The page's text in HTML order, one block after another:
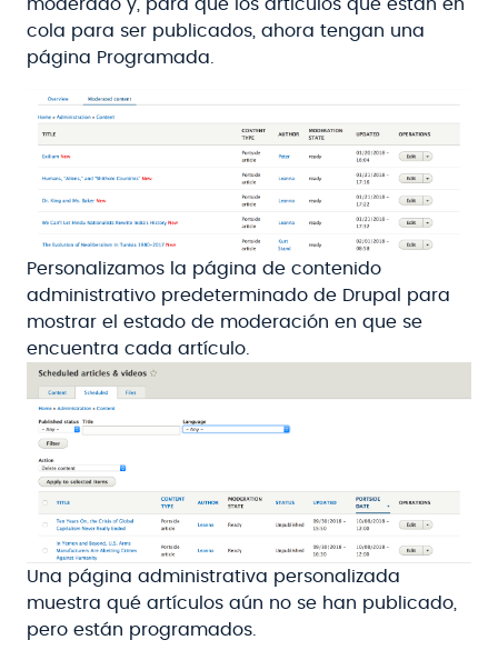
moderado y, para que los artículos que están en
cola para ser publicados, ahora tengan una
página Programada.
Personalizamos la página de contenido
administrativo predeterminado de Drupal para
mostrar el estado de moderación en que se
encuentra cada artículo.
Una página administrativa personalizada
muestra qué artículos aún no se han publicado,
pero están programados.